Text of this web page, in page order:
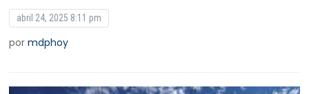
abril 24, 2025 8:11 pm
pormdphoy